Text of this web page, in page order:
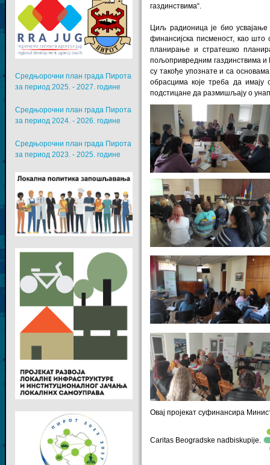
газдинствима“.
Циљ радионица је био
финансијска писменост, као што
планирање и стратешко
пољопривредним газдинствима
су такође упознате и са
обрасцима које треба да имају
подстицане да размишљају о
Овај пројекат суфинансира
Caritas Beogradske nadbiskupije
Средњорочни план града Пирота
за период 2025. - 2027. године
Средњорочни план града Пирота
за период 2024. - 2026. године
Средњорочни план града Пирота
за период 2023. - 2025. године